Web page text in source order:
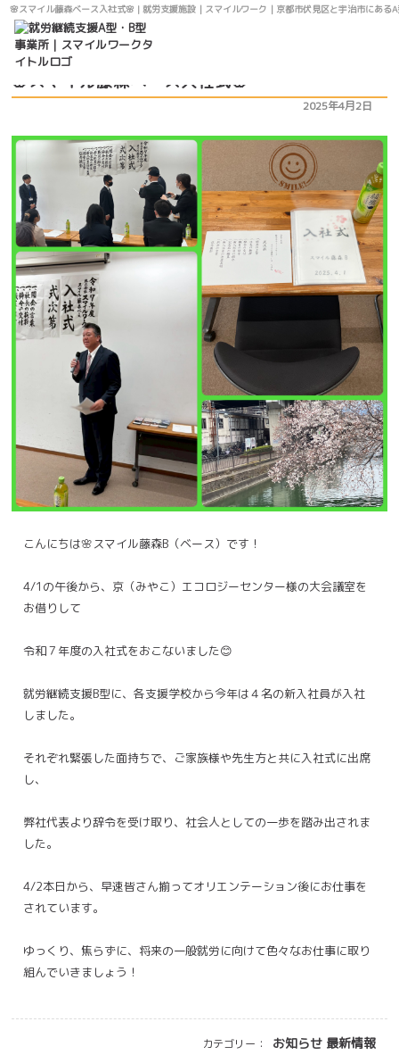
🌸スマイル藤森ベース入社式🌸 | 就労支援施設｜スマイルワーク｜京都市伏見区と宇治市にある
お知らせ 最新情報
🌸スマイル藤森ベース入社式🌸
2025年4月2日
こんにちは🌸スマイル藤森B（ベース）です！
4/1の午後から、京（みやこ）エコロジーセンター様の大会議室を
お借りして
令和７年度の入社式をおこないました😊
就労継続支援B型に、各支援学校から今年は４名の新入社員が入社
しました。
それぞれ緊張した面持ちで、ご家族様や先生方と共に入社式に出席
し、
弊社代表より辞令を受け取り、社会人としての一歩を踏み出されま
した。
4/2本日から、早速皆さん揃ってオリエンテーション後にお仕事を
されています。
ゆっくり、焦らずに、将来の一般就労に向けて色々なお仕事に取り
組んでいきましょう！
カテゴリー： お知らせ 最新情報